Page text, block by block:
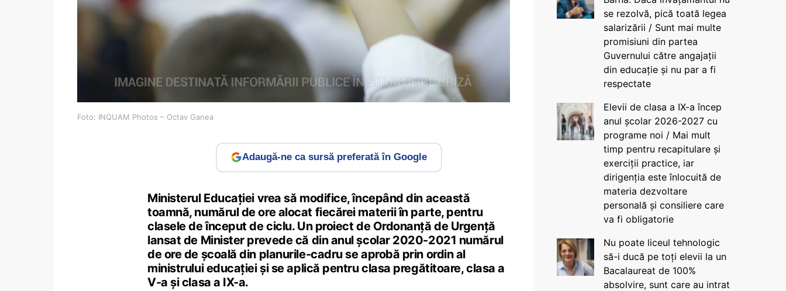
Foto: INQUAM Photos – Octav Ganea
Adaugă-ne ca sursă preferată în Google
Ministerul Educației vrea să modifice, începând din această
toamnă, numărul de ore alocat fiecărei materii în parte, pentru
clasele de început de ciclu. Un proiect de Ordonanță de Urgență
lansat de Minister prevede că din anul școlar 2020-2021 numărul
de ore de școală din planurile-cadru se aprobă prin ordin al
ministrului educației și se aplică pentru clasa pregătitoare, clasa a
V-a și clasa a IX-a.
se rezolvă, pică toată legea
salarizării / Sunt mai multe
promisiuni din partea
Guvernului către angajații
din educație și nu par a fi
respectate
Elevii de clasa a IX-a încep
anul școlar 2026-2027 cu
programe noi / Mai mult
timp pentru recapitulare și
exerciții practice, iar
dirigenția este înlocuită de
materia dezvoltare
personală și consiliere care
va fi obligatorie
Nu poate liceul tehnologic
să-i ducă pe toți elevii la un
Bacalaureat de 100%
absolvire, sunt care au intrat